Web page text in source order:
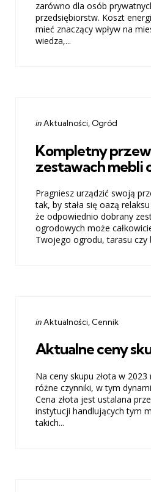
zarówno dla osób
przedsiębiorstw. Koszt
mieć znaczący wpływ na
wiedza,...
Categories
Posted
inAktualności Ogród
Kompletny
zestawach mebli
Pragniesz urządzić swoją
tak, by stała się oazą
że odpowiednio dobrany
ogrodowych może
Twojego ogrodu, tarasu czy
Categories
Posted
inAktualności Cennik
Aktualne ceny
Na ceny skupu złota w
różne czynniki, w tym
Cena złota jest ustalana
instytucji handlujących tym
takich...